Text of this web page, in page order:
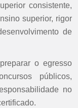
consistente,
superior, rigor
de
o egresso
públicos,
no